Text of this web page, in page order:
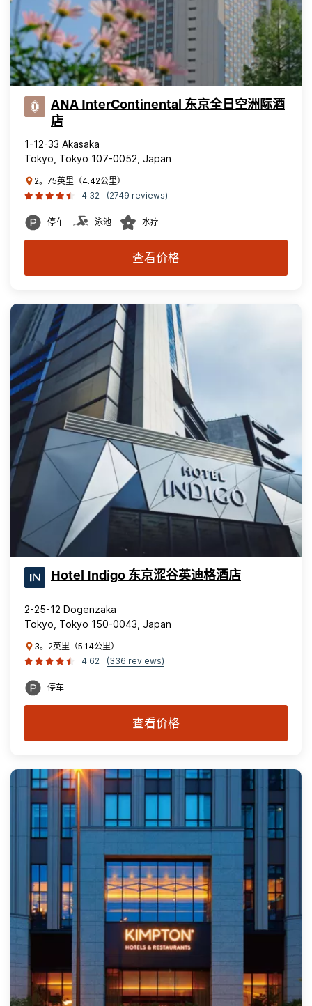
ANA InterContinental 东京全日空洲际酒
店
1-12-33 Akasaka
Tokyo, Tokyo 107-0052, Japan
2。75英里（4.42公里）
4.32
(2749 reviews)
停车 泳池 水疗
查看价格
Hotel Indigo 东京涩谷英迪格酒店
2-25-12 Dogenzaka
Tokyo, Tokyo 150-0043, Japan
3。2英里（5.14公里）
4.62
(336 reviews)
停车
查看价格